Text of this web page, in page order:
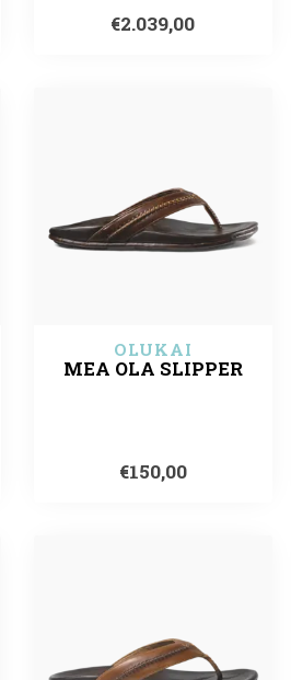
€2.039,00
OLUKAI
MEA OLA SLIPPER
€150,00